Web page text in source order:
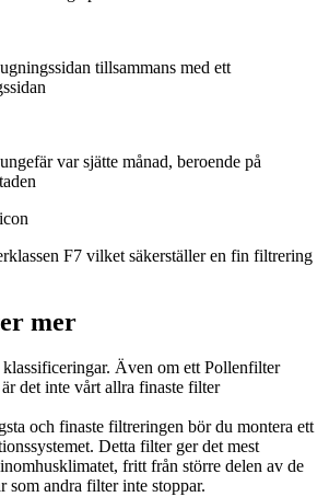
tillsammans med ett
var sjätte månad, beroende på
F7 vilket säkerställer en fin filtrering
mer
Även om ett Pollenfilter
det inte vårt allra finaste filter
och finaste filtreringen bör du montera ett
Detta filter ger det mest
fritt från större delen av de
som andra filter inte stoppar.